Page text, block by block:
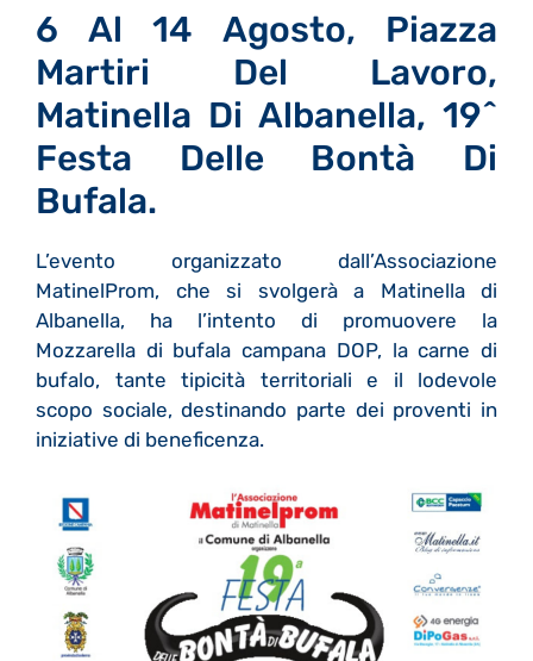
6 Al 14 Agosto, Piazza
Martiri Del Lavoro,
Matinella Di Albanella, 19^
Festa Delle Bontà Di
Bufala.
L’evento organizzato dall’Associazione
MatinelProm, che si svolgerà a Matinella di
Albanella, ha l’intento di promuovere la
Mozzarella di bufala campana DOP, la carne di
bufalo, tante tipicità territoriali e il lodevole
scopo sociale, destinando parte dei proventi in
iniziative di beneficenza.